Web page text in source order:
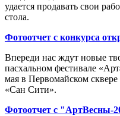
удается продавать свои
стола.
Фотоотчет с конкурса
Впереди нас ждут новые
пасхальном фестивале
мая в Первомайском
«Сан Сити».
Фотоотчет с "АртВесны-